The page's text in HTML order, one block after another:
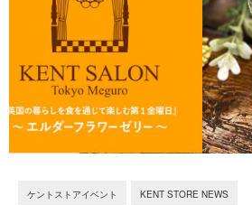
ケントストアイベント KENT STORE NEWS